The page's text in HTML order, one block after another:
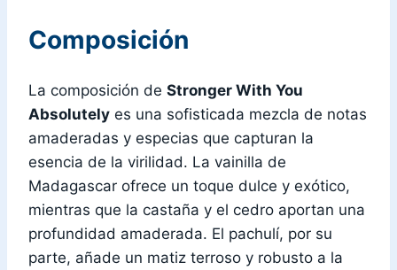
Composición
La composición de Stronger With You
Absolutely es una sofisticada mezcla de notas
amaderadas y especias que capturan la
esencia de la virilidad. La vainilla de
Madagascar ofrece un toque dulce y exótico,
mientras que la castaña y el cedro aportan una
profundidad amaderada. El pachulí, por su
parte, añade un matiz terroso y robusto a la